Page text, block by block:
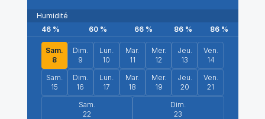
Humidité
46 % 60 % 66% 86% 86 %
Sam.
8
Dim.
9
Lun.
10
Mar.
11
Mer.
12
Jeu.
13
Ven.
14
Sam.
15
Dim.
16
Lun.
17
Mar.
18
Mer.
19
Jeu.
20
Ven.
21
Sam.
22
Dim.
23